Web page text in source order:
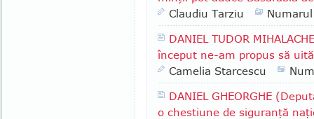
Claudiu Tarziu
DANIEL TUDOR
început ne-am propus să
Camelia Starcescu
DANIEL GHEORGHE
o chestiune de siguranţă